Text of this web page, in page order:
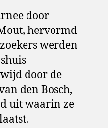
door
hervormd
werden
door de
den Bosch,
uit waarin ze